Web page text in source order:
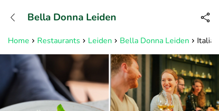
Available until 23:00
Home Restaurants Leiden Bella Donna Leiden
Bella Donna Leiden